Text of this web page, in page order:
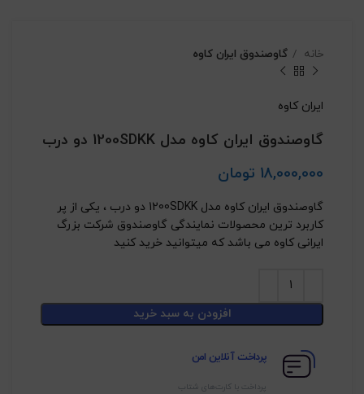
خانه گاوصندوق ایران کاوه
ایران کاوه
گاوصندوق ایران کاوه مدل 1200SDKK دو درب
18,000,000 تومان
گاوصندوق ایران کاوه مدل 1200SDKK دو درب ، یکی از پر
کاربرد ترین محصولات نمایندگی گاوصندوق شرکت بزرگ
ایرانی کاوه می باشد که میتوانید خرید کنید
افزودن به سبد خرید
پرداخت آنلاین امن
پرداخت با کارت‌های شتاب